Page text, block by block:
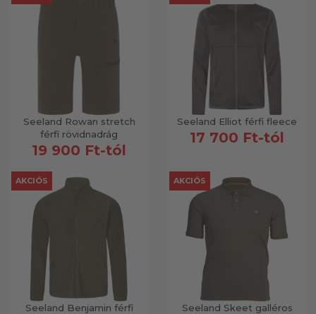
Seeland Rowan stretch
férfi rövidnadrág
19 900 Ft-tól
Seeland Elliot férfi fleece
17 700 Ft-tól
Seeland Benjamin férfi
AKCIÓS
Seeland Skeet galléros
AKCIÓS